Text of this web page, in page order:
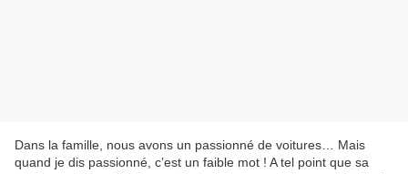
Dans la famille, nous avons un passionné de voitures… Mais
quand je dis passionné, c’est un faible mot ! A tel point que sa